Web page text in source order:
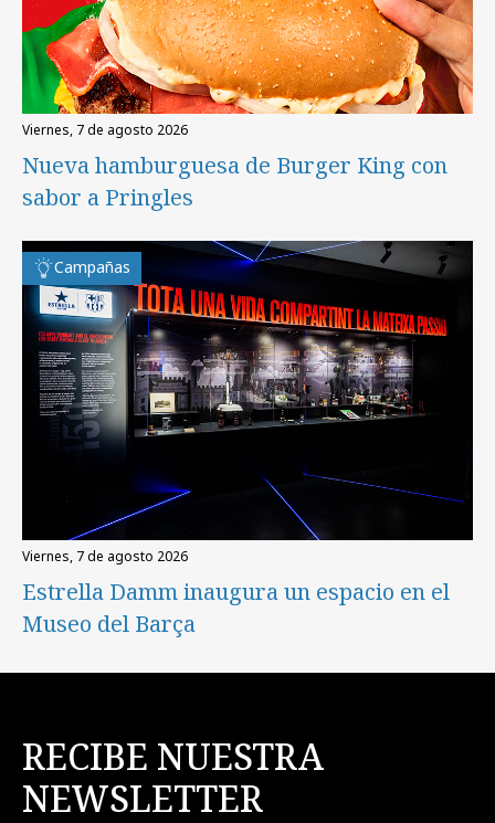
viernes, 7 de agosto 2026
Nueva hamburguesa de Burger King con
sabor a Pringles
Campañas
viernes, 7 de agosto 2026
Estrella Damm inaugura un espacio en el
Museo del Barça
RECIBE NUESTRA
NEWSLETTER